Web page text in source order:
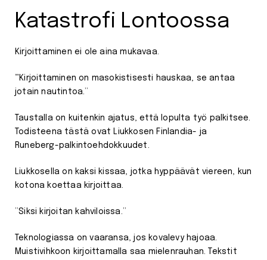
Katastrofi Lontoossa
Kirjoittaminen ei ole aina mukavaa.
” Kirjoittaminen on masokistisesti hauskaa, se antaa
jotain nautintoa.”
Taustalla on kuitenkin ajatus, että lopulta työ palkitsee.
Todisteena tästä ovat Liukkosen Finlandia- ja
Runeberg-palkintoehdokkuudet.
Liukkosella on kaksi kissaa, jotka hyppäävät viereen, kun
kotona koettaa kirjoittaa.
”Siksi kirjoitan kahviloissa.”
Teknologiassa on vaaransa, jos kovalevy hajoaa.
Muistivihkoon kirjoittamalla saa mielenrauhan. Tekstit